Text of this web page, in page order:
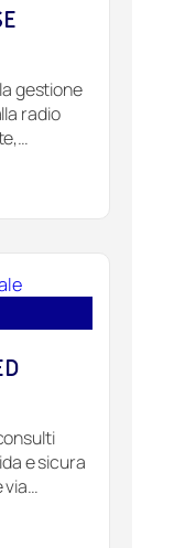
gestione
radio
e sicura
via…